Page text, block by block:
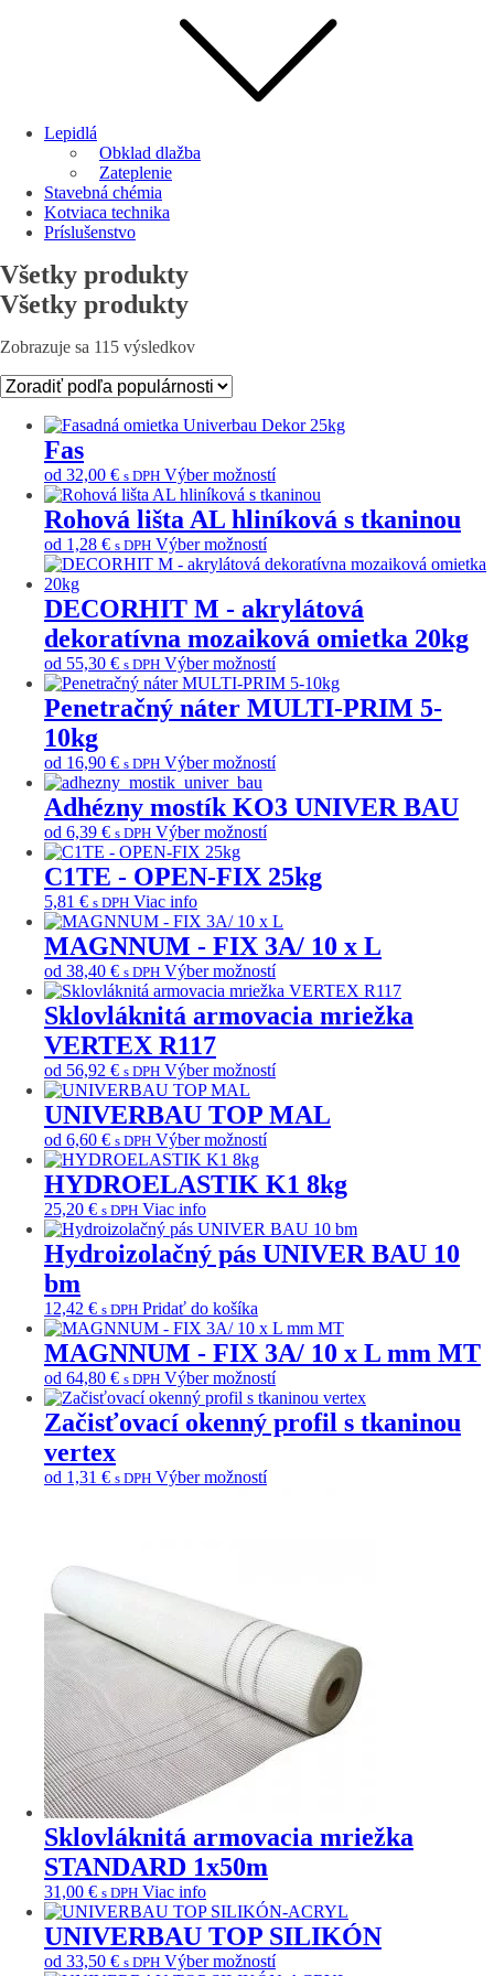
Lepidlá
Obklad dlažba
Zateplenie
Stavebná chémia
Kotviaca technika
Príslušenstvo
Všetky produkty
Všetky produkty
Zobrazuje sa 115 výsledkovZoradené
popularity
Fas
od 32,00 € s DPH Výber možnostíTento
produkt
má
viacero
variantov.
Možnosti
môžete
vybrať
na
stránke
produktu.
Rohová lišta AL hliníková s tkaninou
od 1,28 € s DPH Výber možnostíTento
produkt
viacero
variantov.
Možnosti
si
môžete
vybrať
na
produktu.
DECORHIT M - akrylátová
dekoratívna mozaiková omietka 20kg
od 55,30 € s DPH Výber možnostíTento
produkt
má
viacero
Možnosti
môžete
vybrať
produktu.
Penetračný náter MULTI-PRIM 5-
10kg
od 16,90 € s DPH Výber možnostíTento
má
viacero
si
vybrať
na
stránke
produktu.
Adhézny mostík KO3 UNIVER BAU
od 6,39 € s DPH Výber možnostíTento
má
viacero
Možnosti
si
môžete
vybrať
na
stránke
C1TE - OPEN-FIX 25kg
5,81 € s DPH Viac info
MAGNNUM - FIX 3A/ 10 x L
od 38,40 € s DPH Výber možnostíTento
produkt
má
viacero
Možnosti
môžete
vybrať
produktu.
Sklovláknitá armovacia mriežka
VERTEX R117
od 56,92 € s DPH Výber možnostíTento
má
viacero
si
vybrať
na
stránke
UNIVERBAU TOP MAL
od 6,60 € s DPH Výber možnostíTento
má
viacero
Možnosti
si
stránke
produktu.
HYDROELASTIK K1 8kg
25,20 € s DPH Viac info
Hydroizolačný pás UNIVER BAU 10
bm
12,42 € s DPH Pridať do košíka
MAGNNUM - FIX 3A/ 10 x L mm MT
od 64,80 € s DPH Výber možnostíTento
produkt
má
viacero
Začisťovací okenný profil s tkaninou
vertex
od 1,31 € s DPH Výber možnostíTento
vybrať
na
stránke
produktu.
Sklovláknitá armovacia mriežka
STANDARD 1x50m
31,00 € s DPH Viac info
UNIVERBAU TOP SILIKÓN
od 33,50 € s DPH Výber možnostíTento